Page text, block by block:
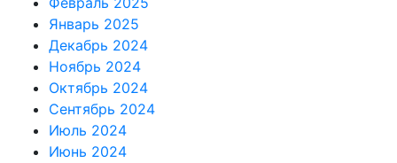
Январь 2025
Декабрь 2024
Ноябрь 2024
Октябрь 2024
Сентябрь 2024
Июль 2024
Июнь 2024